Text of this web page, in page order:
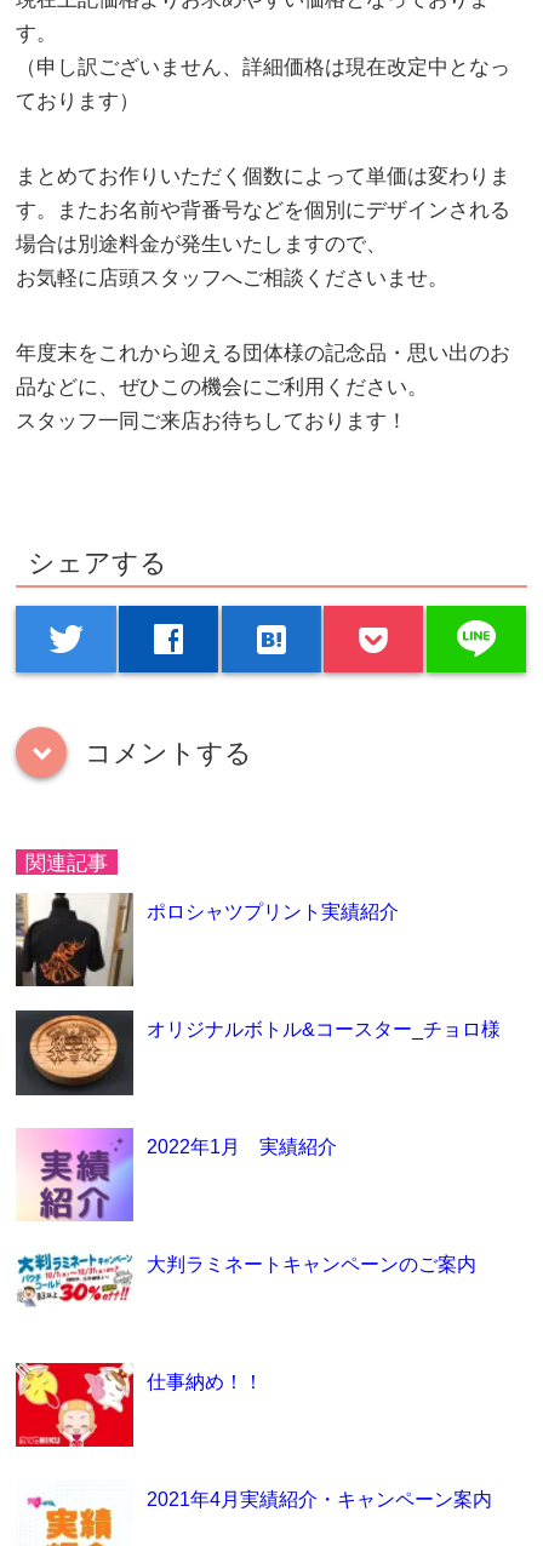
す。
（申し訳ございません、詳細価格は現在改定中となっ
ております）
まとめてお作りいただく個数によって単価は変わりま
す。またお名前や背番号などを個別にデザインされる
場合は別途料金が発生いたしますので、
お気軽に店頭スタッフへご相談くださいませ。
年度末をこれから迎える団体様の記念品・思い出のお
品などに、ぜひこの機会にご利用ください。
スタッフ一同ご来店お待ちしております！
シェアする
twitter facebook hatenabookmark line
down コメントする
関連記事
ポロシャツプリント実績紹介
オリジナルボトル&コースター_チョロ様
2022年1月 実績紹介
大判ラミネートキャンペーンのご案内
仕事納め！！
2021年4月実績紹介・キャンペーン案内